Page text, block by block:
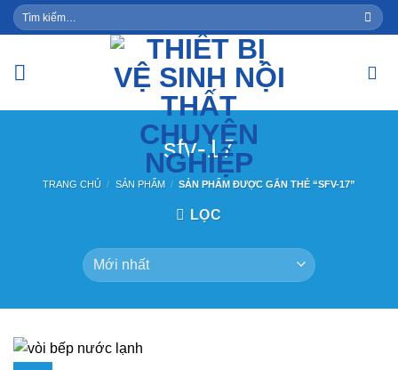
Skip
to
Tìm
kiếm:
sfv-17
TRANG CHỦ / SẢN PHẨM / SẢN PHẨM ĐƯỢC GẮN THẺ “SFV-17”
LỌC